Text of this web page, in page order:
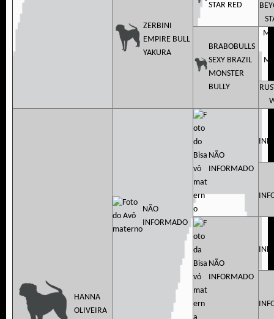
ZERBINI
EMPIRE BULL
YAKURA
STAR RED
BRABOBULLS
SEXY BRAZIL
MONSTER
BULLY
HANNA
OLIVEIRA
NÃO
INFORMADO
NÃO
INFORMADO
NÃO
INFORMADO